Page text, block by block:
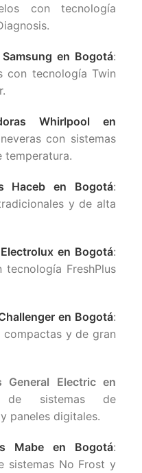
con tecnología
en Bogotá:
con tecnología Twin
Whirlpool en
con sistemas
temperatura.
Haceb en Bogotá:
y de alta
en Bogotá:
FreshPlus
en Bogotá:
compactas y de gran
General Electric en
de sistemas de
paneles digitales.
Mabe en Bogotá:
sistemas No Frost y